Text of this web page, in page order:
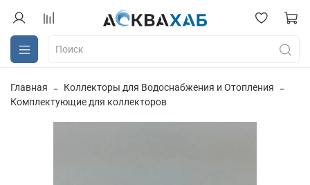
Главная
Коллекторы для Водоснабжения и Отопления
Комплектующие для коллекторов